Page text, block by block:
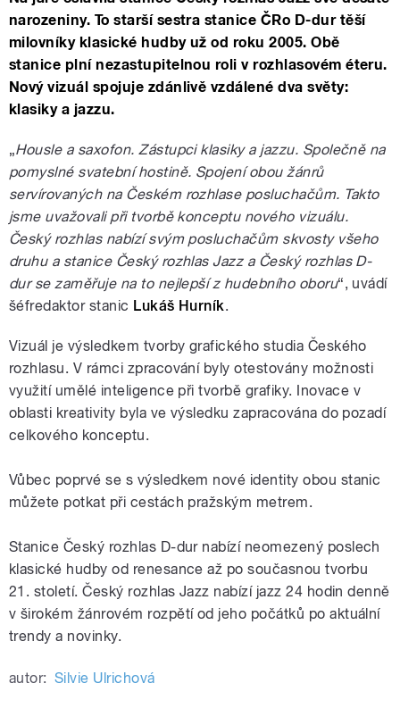
narozeniny. To starší sestra stanice ČRo D-dur těší
milovníky klasické hudby už od roku 2005. Obě
stanice plní nezastupitelnou roli v rozhlasovém éteru.
Nový vizuál spojuje zdánlivě vzdálené dva světy:
klasiky a jazzu.
„Housle a saxofon. Zástupci klasiky a jazzu. Společně na
pomyslné svatební hostině. Spojení obou žánrů
servírovaných na Českém rozhlase posluchačům. Takto
jsme uvažovali při tvorbě konceptu nového vizuálu.
Český rozhlas nabízí svým posluchačům skvosty všeho
druhu a stanice Český rozhlas Jazz a Český rozhlas D-
dur se zaměřuje na to nejlepší z hudebního oboru“, uvádí
šéfredaktor stanic Lukáš Hurník.
Vizuál je výsledkem tvorby grafického studia Českého
rozhlasu. V rámci zpracování byly otestovány možnosti
využití umělé inteligence při tvorbě grafiky. Inovace v
oblasti kreativity byla ve výsledku zapracována do pozadí
celkového konceptu.
Vůbec poprvé se s výsledkem nové identity obou stanic
můžete potkat při cestách pražským metrem.
Stanice Český rozhlas D-dur nabízí neomezený poslech
klasické hudby od renesance až po současnou tvorbu
21. století. Český rozhlas Jazz nabízí jazz 24 hodin denně
v širokém žánrovém rozpětí od jeho počátků po aktuální
trendy a novinky.
autor: Silvie Ulrichová